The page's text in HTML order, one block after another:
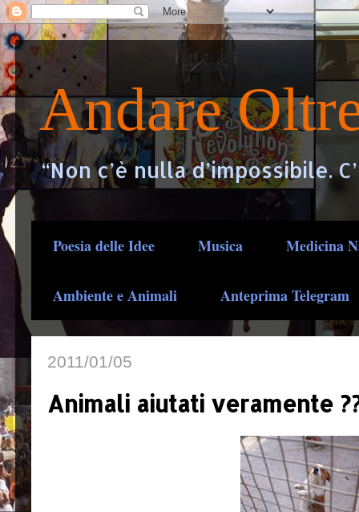
Andare
“Non c’è nulla d’impossibile.
Poesia delle Idee Musica Medicina
Ambiente e Animali Anteprima Telegram
2011/01/05
Animali aiutati veramente